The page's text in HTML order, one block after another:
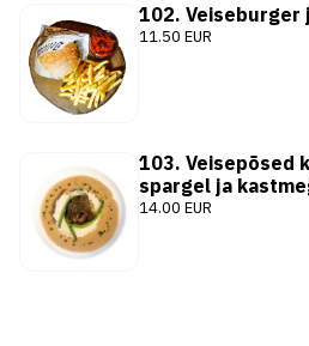
102.
11.50 EUR
103. Veisepõsed
spargel ja
14.00 EUR